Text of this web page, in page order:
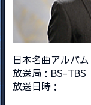
日本名曲アルバ
放送局：BS-TBS
放送日時：